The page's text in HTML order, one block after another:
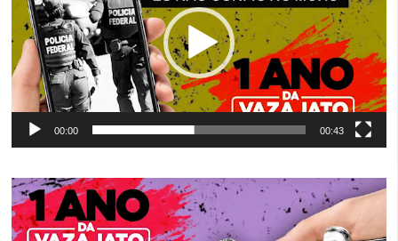
00:00 00:43
Tocador
de
vídeo